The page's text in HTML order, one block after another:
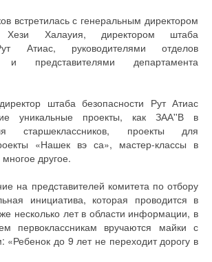
встретилась с генеральным директором
Хези Халауия, директором штаба
Атиас, руководителями отделов
и представителями департамента
штаба безопасности Рут Атиас
уникальные проекты, как ЗАА''В в
старшеклассников, проекты для
«Нашек вэ са», мастер-классы в
другое.
на представителей комитета по отбору
инициатива, которая проводится в
несколько лет в области информации, в
первоклассникам вручаются майки с
«Ребенок до 9 лет не переходит дорогу в